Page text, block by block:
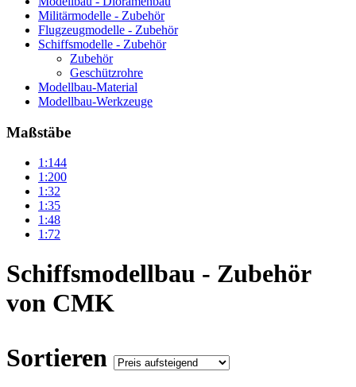
Militärmodelle - Zubehör
Flugzeugmodelle - Zubehör
Schiffsmodelle - Zubehör
Zubehör
Geschützrohre
Modellbau-Material
Modellbau-Werkzeuge
Maßstäbe
1:144
1:200
1:32
1:35
1:48
1:72
Schiffsmodellbau - Zubehör
von CMK
Sortieren